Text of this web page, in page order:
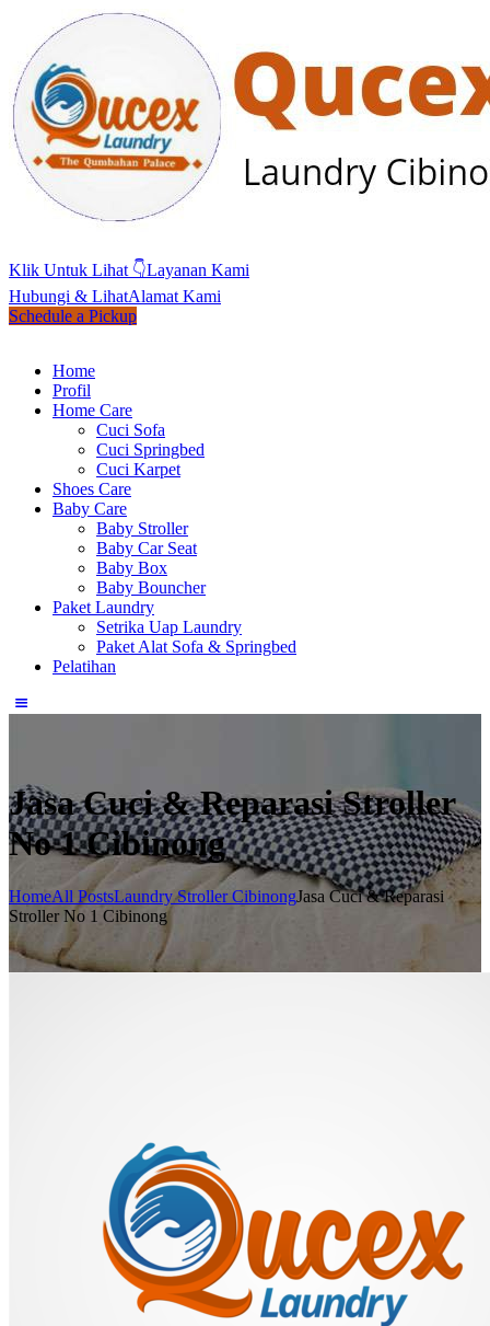
Klik Untuk Lihat 👇Layanan Kami
Hubungi & LihatAlamat Kami
Schedule a Pickup
Home
Profil
Home Care
Cuci Sofa
Cuci Springbed
Cuci Karpet
Shoes Care
Baby Care
Baby Stroller
Baby Car Seat
Baby Box
Baby Bouncher
Paket Laundry
Setrika Uap Laundry
Paket Alat Sofa & Springbed
Pelatihan
Jasa Cuci & Reparasi Stroller
No 1 Cibinong
HomeAll PostsLaundry Stroller CibinongJasa Cuci & Reparasi
Stroller No 1 Cibinong